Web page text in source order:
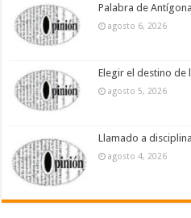
Palabra de
agosto 6, 2026
Elegir el destino de
agosto 5, 2026
Llamado a
agosto 4, 2026